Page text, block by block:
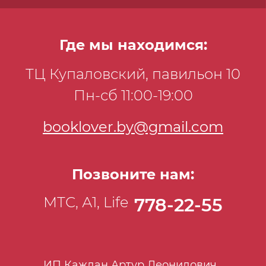
Где мы находимся:
ТЦ Купаловский, павильон 10
Пн-сб 11:00-19:00
booklover.by@gmail.com
Позвоните нам:
МТС, А1, Life 778-22-55